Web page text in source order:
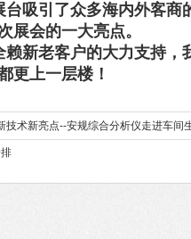
吸引了众多海内外客商
展会的一大亮点。
新老客户的大力支持，
更上一层楼！
技术新亮点--安规综合分析仪走进车间